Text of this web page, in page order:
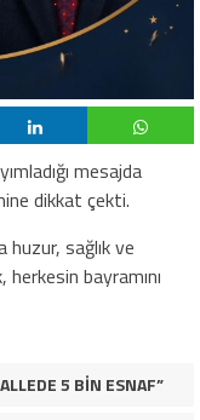
mesajda
dikkat çekti.
huzur, sağlık ve
bayramını
5 BİN ESNAF”